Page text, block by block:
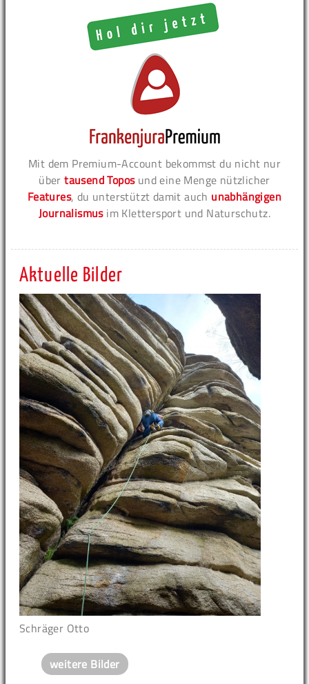
Mit dem Premium-Account bekommst du nicht nur
übertausend Toposund eine Menge nützlicher
Features, du unterstützt damit auch unabhängigen
Journalismusim Klettersport und Naturschutz.
Aktuelle Bilder
Schräger Otto
weitere Bilder